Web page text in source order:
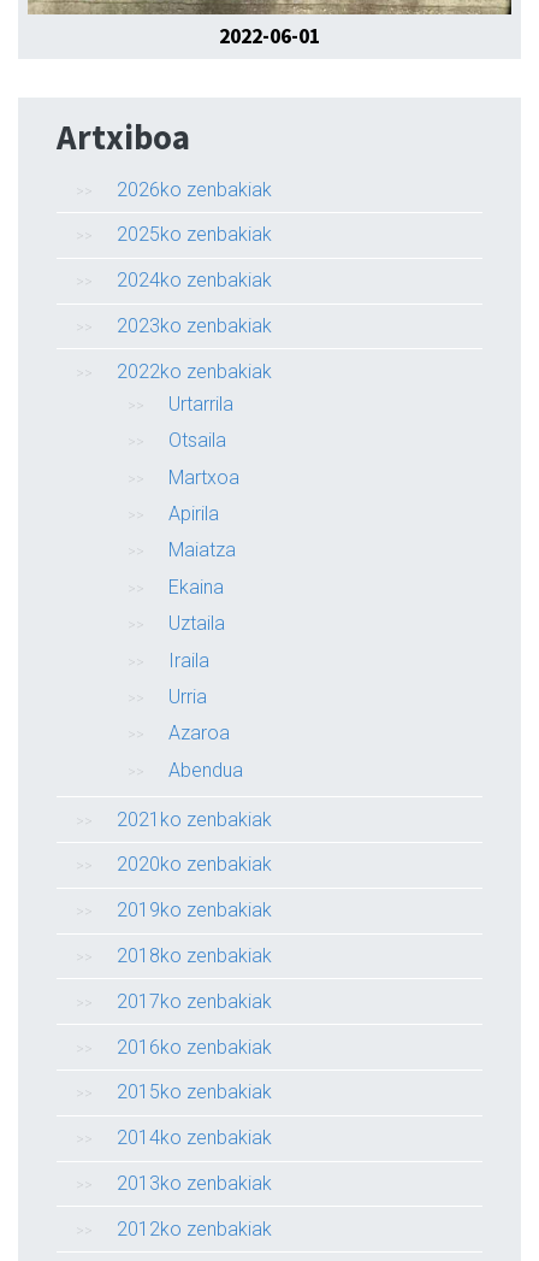
2022-06-01
Artxiboa
2026ko zenbakiak
2025ko zenbakiak
2024ko zenbakiak
2023ko zenbakiak
2022ko zenbakiak
Urtarrila
Otsaila
Martxoa
Apirila
Maiatza
Ekaina
Uztaila
Iraila
Urria
Azaroa
Abendua
2021ko zenbakiak
2020ko zenbakiak
2019ko zenbakiak
2018ko zenbakiak
2017ko zenbakiak
2016ko zenbakiak
2015ko zenbakiak
2014ko zenbakiak
2013ko zenbakiak
2012ko zenbakiak